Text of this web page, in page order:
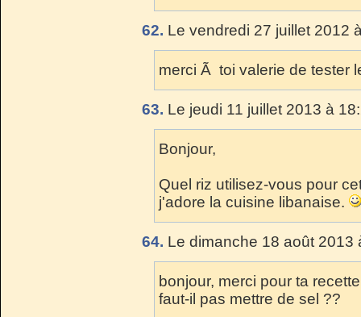
62. Le vendredi 27 juillet 2012
merci Ã toi valerie de tester
63. Le jeudi 11 juillet 2013 à
Bonjour,
Quel riz utilisez-vous pour
j'adore la cuisine libanaise.
64. Le dimanche 18 août 2013
bonjour, merci pour ta
faut-il pas mettre de sel ??